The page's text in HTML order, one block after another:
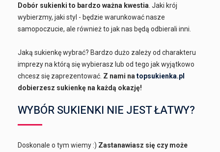
Dobór sukienki to bardzo ważna kwestia . Jaki krój
wybierzmy, jaki styl - będzie warunkować nasze
samopoczucie, ale również to jak nas będą odbierali inni.
Jaką sukienkę wybrać? Bardzo dużo zależy od charakteru
imprezy na którą się wybierasz lub od tego jak wyjątkowo
chcesz się zaprezentować. Z nami natopsukienka.pl
dobierzesz sukienkę na każdą okazję!
WYBÓR SUKIENKI NIE JEST ŁATWY?
Doskonale o tym wiemy :) Zastanawiasz się czy może